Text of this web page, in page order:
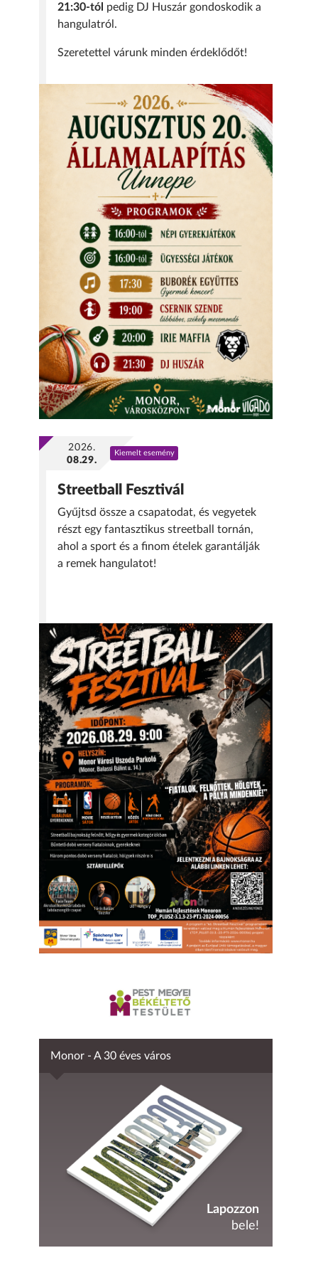
21:30-tól pedig DJ Huszár gondoskodik a
hangulatról.
Szeretettel várunk minden érdeklődőt!
2026.
08.29.
Kiemelt esemény
Streetball Fesztivál
Gyűjtsd össze a csapatodat, és vegyetek
részt egy fantasztikus streetball tornán,
ahol a sport és a finom ételek garantálják
a remek hangulatot!
Monor - A 30 éves város
Lapozzon
bele!